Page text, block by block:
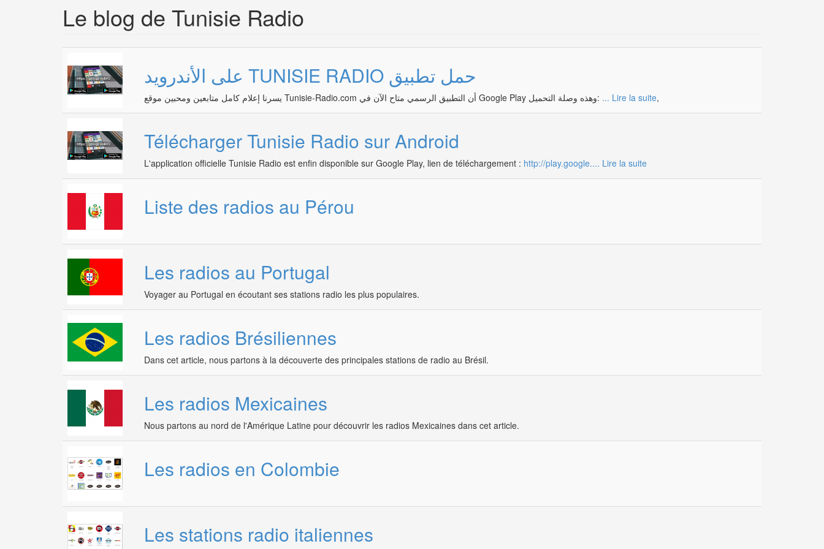
Le blog de Tunisie Radio
على الأندرويد TUNISIE RADIO حمل تطبيق
يسرنا إعلام كامل متابعين ومحبين موقع Tunisie-Radio.com أن التطبيق الرسمي متاح الآن في Google Play وهذه وصلة التحميل: ... Lire la suite,
Télécharger Tunisie Radio sur Android
L'application officielle Tunisie Radio est enfin disponible sur Google Play, lien de téléchargement : http://play.google.... Lire la suite
Liste des radios au Pérou
Les radios au Portugal
Voyager au Portugal en écoutant ses stations radio les plus populaires.
Les radios Brésiliennes
Dans cet article, nous partons à la découverte des principales stations de radio au Brésil.
Les radios Mexicaines
Nous partons au nord de l'Amérique Latine pour découvrir les radios Mexicaines dans cet article.
Les radios en Colombie
Les stations radio italiennes